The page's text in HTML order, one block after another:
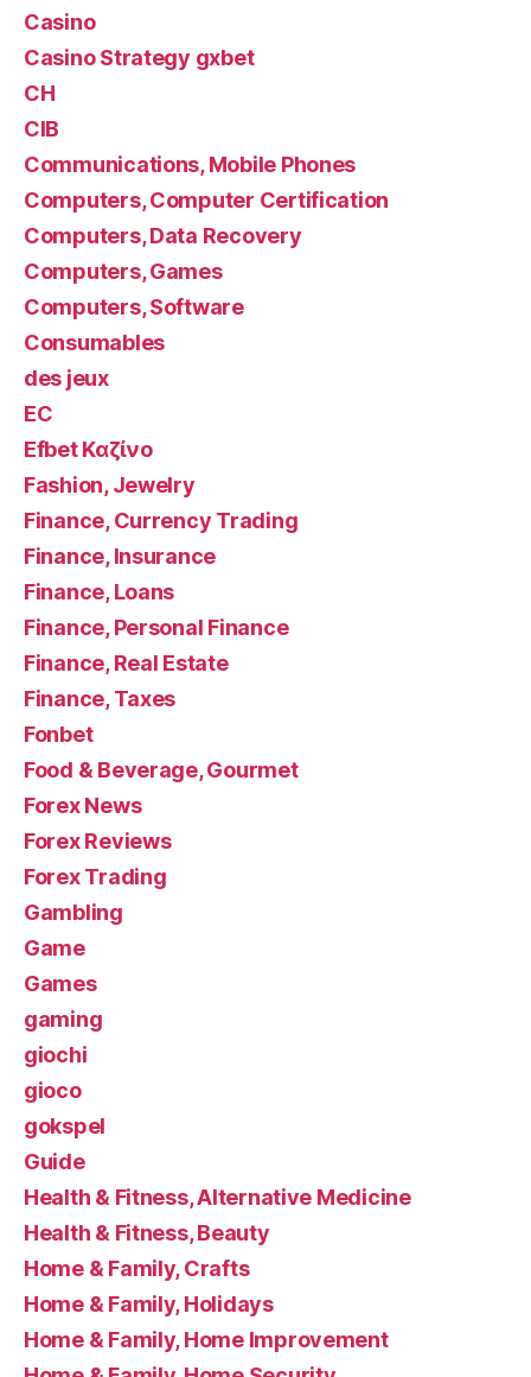
Casino
Casino Strategy gxbet
CH
CIB
Communications, Mobile Phones
Computers, Computer Certification
Computers, Data Recovery
Computers, Games
Computers, Software
Consumables
des jeux
EC
Efbet Καζίνο
Fashion, Jewelry
Finance, Currency Trading
Finance, Insurance
Finance, Loans
Finance, Personal Finance
Finance, Real Estate
Finance, Taxes
Fonbet
Food & Beverage, Gourmet
Forex News
Forex Reviews
Forex Trading
Gambling
Game
Games
gaming
giochi
gioco
gokspel
Guide
Health & Fitness, Alternative Medicine
Health & Fitness, Beauty
Home & Family, Crafts
Home & Family, Holidays
Home & Family, Home Improvement